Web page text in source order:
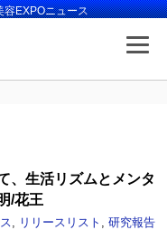
容EXPOニュース
、生活リズムとメンタ
/花王
リリースリスト
研究報告